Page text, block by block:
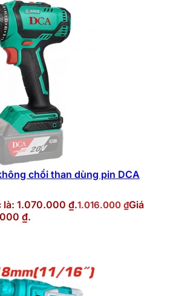
chổi than dùng pin DCA
là: 1.070.000 ₫.1.016.000 ₫Giá
₫.